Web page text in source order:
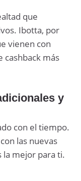
que
Ibotta, por
vienen con
cashback más
y
con el tiempo.
las nuevas
la mejor para ti.